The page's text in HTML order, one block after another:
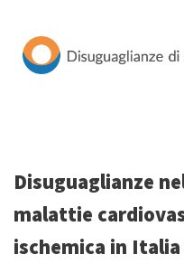
Vai
Disuguaglianze
malattie
ischemica in